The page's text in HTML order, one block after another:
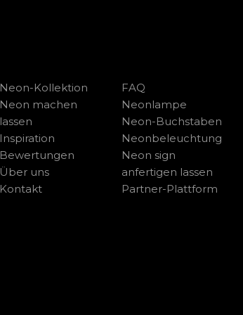
Neon-Kollektion
Neon machen
lassen
Inspiration
Bewertungen
Über uns
Kontakt
FAQ
Neonlampe
Neon-Buchstaben
Neonbeleuchtung
Neon sign
anfertigen lassen
Partner-Plattform